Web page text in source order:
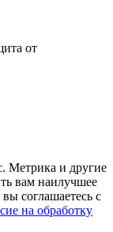
от
Метрика и другие
вам наилучшее
соглашаетесь с
на обработку